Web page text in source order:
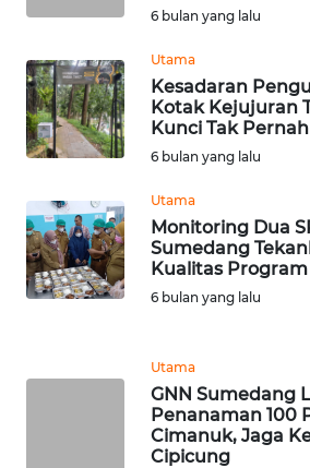
6 bulan yang lalu
Utama
Kesadaran
Kotak Kejujuran
Kunci Tak
6 bulan yang lalu
Utama
Monitoring Dua
Sumedang
Kualitas Program
6 bulan yang lalu
Utama
GNN Sumedang
Penanaman 100
Cimanuk, Jaga
Cipicung
WN
KARAWANG
WN
BOGOR